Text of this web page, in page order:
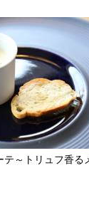
テ～トリュフ香る